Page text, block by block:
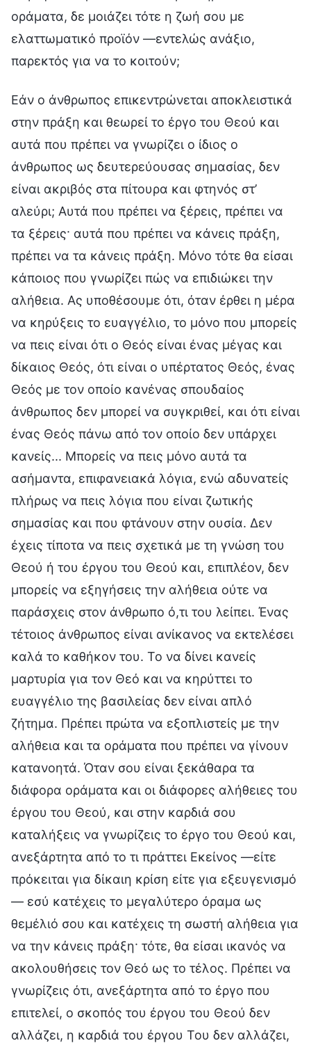
οράματα, δε μοιάζει τότε η ζωή σου με
ελαττωματικό προϊόν —εντελώς ανάξιο,
παρεκτός για να το κοιτούν;
Εάν ο άνθρωπος επικεντρώνεται αποκλειστικά
στην πράξη και θεωρεί το έργο του Θεού και
αυτά που πρέπει να γνωρίζει ο ίδιος ο
άνθρωπος ως δευτερεύουσας σημασίας, δεν
είναι ακριβός στα πίτουρα και φτηνός στ’
αλεύρι; Αυτά που πρέπει να ξέρεις, πρέπει να
τα ξέρεις· αυτά που πρέπει να κάνεις πράξη,
πρέπει να τα κάνεις πράξη. Μόνο τότε θα είσαι
κάποιος που γνωρίζει πώς να επιδιώκει την
αλήθεια. Ας υποθέσουμε ότι, όταν έρθει η μέρα
να κηρύξεις το ευαγγέλιο, το μόνο που μπορείς
να πεις είναι ότι ο Θεός είναι ένας μέγας και
δίκαιος Θεός, ότι είναι ο υπέρτατος Θεός, ένας
Θεός με τον οποίο κανένας σπουδαίος
άνθρωπος δεν μπορεί να συγκριθεί, και ότι είναι
ένας Θεός πάνω από τον οποίο δεν υπάρχει
κανείς... Μπορείς να πεις μόνο αυτά τα
ασήμαντα, επιφανειακά λόγια, ενώ αδυνατείς
πλήρως να πεις λόγια που είναι ζωτικής
σημασίας και που φτάνουν στην ουσία. Δεν
έχεις τίποτα να πεις σχετικά με τη γνώση του
Θεού ή του έργου του Θεού και, επιπλέον, δεν
μπορείς να εξηγήσεις την αλήθεια ούτε να
παράσχεις στον άνθρωπο ό,τι του λείπει. Ένας
τέτοιος άνθρωπος είναι ανίκανος να εκτελέσει
καλά το καθήκον του. Το να δίνει κανείς
μαρτυρία για τον Θεό και να κηρύττει το
ευαγγέλιο της βασιλείας δεν είναι απλό
ζήτημα. Πρέπει πρώτα να εξοπλιστείς με την
αλήθεια και τα οράματα που πρέπει να γίνουν
κατανοητά. Όταν σου είναι ξεκάθαρα τα
διάφορα οράματα και οι διάφορες αλήθειες του
έργου του Θεού, και στην καρδιά σου
καταλήξεις να γνωρίζεις το έργο του Θεού και,
ανεξάρτητα από το τι πράττει Εκείνος —είτε
πρόκειται για δίκαιη κρίση είτε για εξευγενισμό
— εσύ κατέχεις το μεγαλύτερο όραμα ως
θεμέλιό σου και κατέχεις τη σωστή αλήθεια για
να την κάνεις πράξη· τότε, θα είσαι ικανός να
ακολουθήσεις τον Θεό ως το τέλος. Πρέπει να
γνωρίζεις ότι, ανεξάρτητα από το έργο που
επιτελεί, ο σκοπός του έργου του Θεού δεν
αλλάζει, η καρδιά του έργου Του δεν αλλάζει,